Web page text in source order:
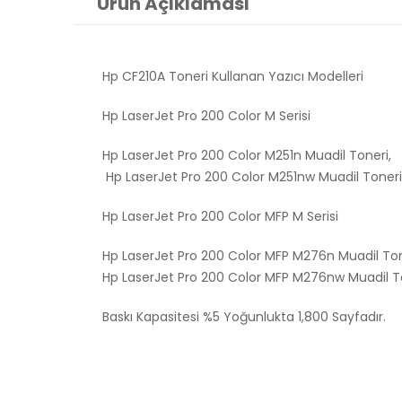
Hp CF210A Toneri Kullanan Yazıcı Modelleri
Hp LaserJet Pro 200 Color M Serisi
Hp LaserJet Pro 200 Color M251n Muadil Toneri,
Hp LaserJet Pro 200 Color M251nw Muadil
Hp LaserJet Pro 200 Color MFP M Serisi
Hp LaserJet Pro 200 Color MFP M276n Muadil
Hp LaserJet Pro 200 Color MFP M276nw Muadil
Baskı Kapasitesi %5 Yoğunlukta 1,800 Sayfadır.